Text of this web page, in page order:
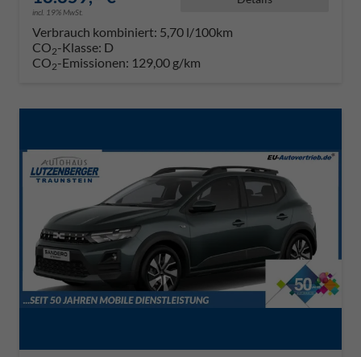
incl. 19% MwSt.
Verbrauch kombiniert: 5,70 l/100km
CO2-Klasse: D
CO2-Emissionen: 129,00 g/km